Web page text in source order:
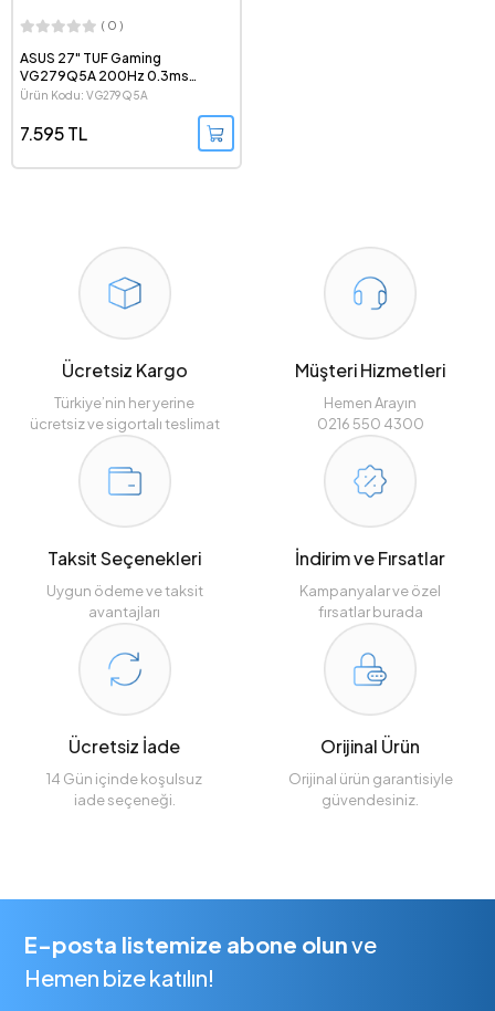
( 0 )
ASUS 27" TUF Gaming
VG279Q5A 200Hz 0.3ms
FreeSync Premium G-Sync HDR
Ürün Kodu: VG279Q5A
7.595 TL
Ücretsiz Kargo
Türkiye’nin her yerine
ücretsiz ve sigortalı teslimat
Müşteri Hizmetleri
Hemen Arayın
0216 550 4300
Taksit Seçenekleri
Uygun ödeme ve taksit
avantajları
İndirim ve Fırsatlar
Kampanyalar ve özel
fırsatlar burada
Ücretsiz İade
14 Gün içinde koşulsuz
iade seçeneği.
Orijinal Ürün
Orijinal ürün garantisiyle
güvendesiniz.
E-posta listemize abone olunve
Hemen bize katılın!